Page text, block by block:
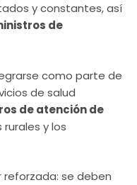
y constantes, así
de
como parte de
de salud
de atención de
y los
se deben